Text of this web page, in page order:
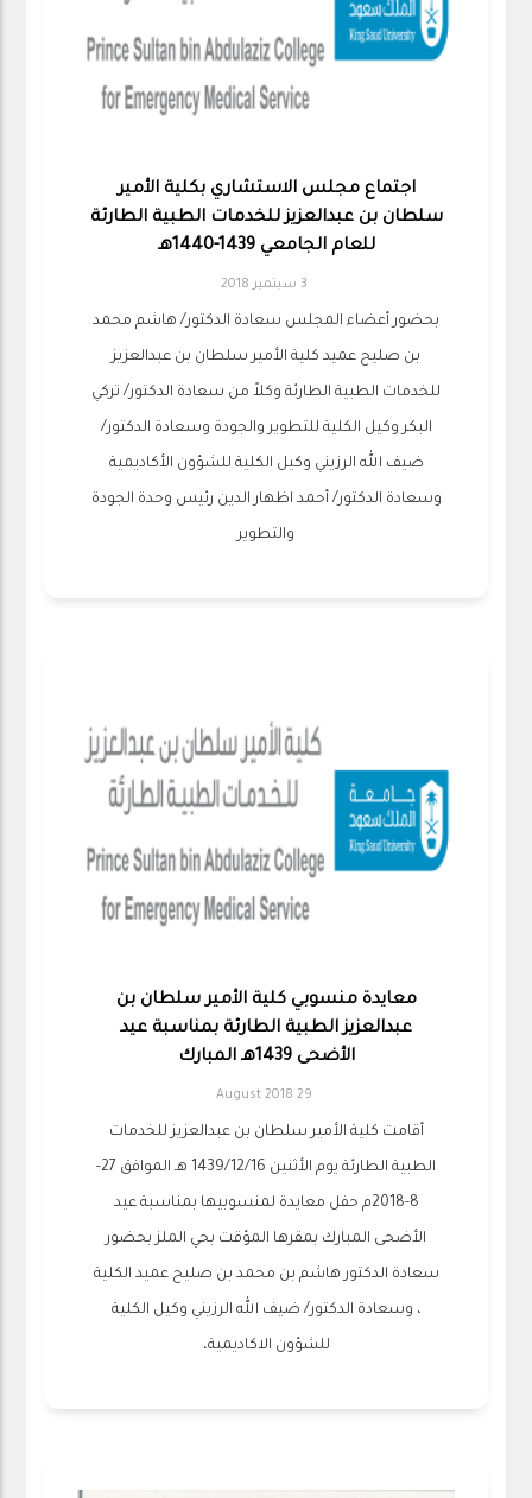
اجتماع مجلس الاستشاري بكلية الأمير
سلطان بن عبدالعزيز للخدمات الطبية الطارئة
للعام الجامعي 1439-1440هـ
3 سبتمبر 2018
بحضور أعضاء المجلس سعادة الدكتور/ هاشم محمد
بن صليح عميد كلية الأمير سلطان بن عبدالعزيز
للخدمات الطبية الطارئة وكلاً من سعادة الدكتور/ تركي
البكر وكيل الكلية للتطوير والجودة وسعادة الدكتور/
ضيف الله الرزيني وكيل الكلية للشؤون الأكاديمية
وسعادة الدكتور/ أحمد اظهار الدين رئيس وحدة الجودة
والتطوير
معايدة منسوبي كلية الأمير سلطان بن
عبدالعزيز الطبية الطارئة بمناسبة عيد
الأضحى 1439هـ المبارك
29 August 2018
أقامت كلية الأمير سلطان بن عبدالعزيز للخدمات
الطبية الطارئة يوم الأثنين 1439/12/16 هـ الموافق 27-
8-2018م حفل معايدة لمنسوبيها بمناسبة عيد
الأضحى المبارك بمقرها المؤقت بحي الملز بحضور
سعادة الدكتور هاشم بن محمد بن صليح عميد الكلية
، وسعادة الدكتور/ ضيف الله الرزيني وكيل الكلية
للشؤون الاكاديمية،